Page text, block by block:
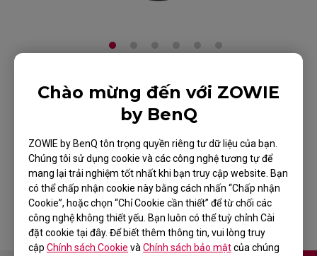
Chào mừng đến với ZOWIE
by BenQ
ZOWIE by BenQ tôn trọng quyền riêng tư dữ liệu của bạn.
Chúng tôi sử dụng cookie và các công nghệ tương tự để
mang lại trải nghiệm tốt nhất khi bạn truy cập website. Bạn
có thể chấp nhận cookie này bằng cách nhấn “Chấp nhận
Cookie”, hoặc chọn “Chỉ Cookie cần thiết” để từ chối các
công nghệ không thiết yếu. Bạn luôn có thể tuỳ chỉnh Cài
đặt cookie tại đây. Để biết thêm thông tin, vui lòng truy
cập Chính sách Cookie và Chính sách bảo mậtcủa chúng
Chuột ZOWIE chuyên
chơi game eSport
ZA11-C
Quay lại trang Sản phẩm